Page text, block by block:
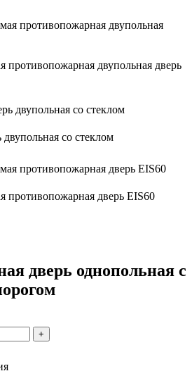
противопожарная двупольная дверь
со стеклом
противопожарная дверь EIS60
дверь однопольная с
+